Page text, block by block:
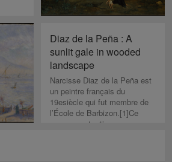
Diaz de la Peña : A
sunlit gale in wooded
landscape
Narcisse Diaz de la Peña est
un peintre français du
19esiècle qui fut membre de
l’École de Barbizon.[1]Ce
mouvement arti